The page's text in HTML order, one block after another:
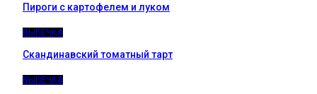
Пироги c картофелем и луком
ВЫПЕЧКА
Скандинавский томатный тарт
ВЫПЕЧКА